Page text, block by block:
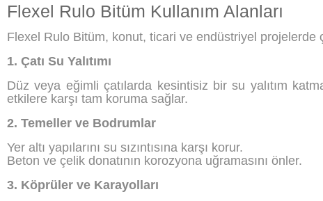
Flexel Rulo Bitüm Kullanım Alanları
Flexel Rulo Bitüm, konut, ticari ve endüstriyel projelerde
1. Çatı Su Yalıtımı
Düz veya eğimli çatılarda kesintisiz bir su yalıtım
etkilere karşı tam koruma sağlar.
2. Temeller ve Bodrumlar
Yer altı yapılarını su sızıntısına karşı korur.
Beton ve çelik donatının korozyona uğramasını önler.
3. Köprüler ve Karayolları